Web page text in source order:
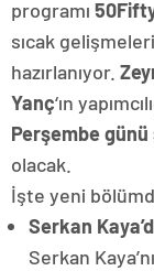
programı
sıcak
hazırlanıyor.
Yanç‘ın
Perşembe
olacak.
İşte yeni
Serkan
Serkan